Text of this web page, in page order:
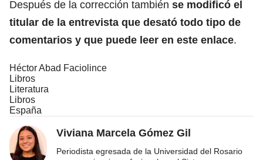
Después de la corrección también se modificó el
titular de la entrevista que desató todo tipo de
comentarios y que puede leer en este enlace.
Héctor Abad Faciolince
Libros
Literatura
Libros
España
Viviana Marcela Gómez Gil
Periodista egresada de la Universidad del Rosario